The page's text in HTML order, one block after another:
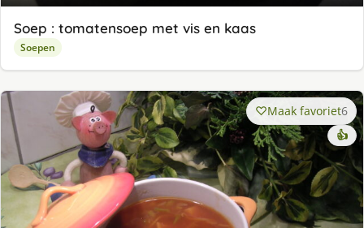
Soep : tomatensoep met vis en kaas
Soepen
Maak favoriet6
👍